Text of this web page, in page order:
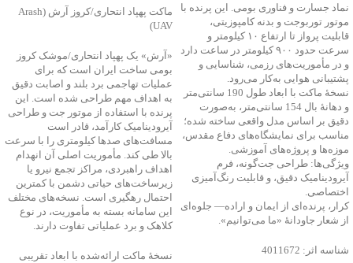
نماد جسارت و فناوری بومی. این پرنده با
موتور توربوجت و بدنه کامپوزیتی،
قابلیت پرواز تا ارتفاع ۱۰ کیلومتر و
سرعت حدود ۹۰۰ کیلومتر در ساعت دارد
و در مأموریت‌های رزمی، شناسایی و
پشتیبانی هوایی به‌کار می‌رود.
نسخهٔ ماکت با ابعاد طول 190 سانتی‌متر
و دهانهٔ بال 154 سانتی‌متر، به‌صورت
دقیق بر اساس مدل واقعی ساخته شده؛
مناسب برای نمایشگاه‌های دفاع مقدس،
موزه‌ها و پروژه‌های آموزشی.
ویژگی‌ها: طراحی جت‌گونه، فرم
آیرودینامیک دقیق، و قابلیت رنگ‌آمیزی
اختصاصی.
کرار، پرنده‌ای از ایمان و اراده— جلوه‌ای
از شعار جاودانۀ «ما می‌توانیم».
شناسه اثر: 4011672
ماکت پهپاد انتحاری/کروز آرش (Arash
UAV)
«آرش» یک پهپاد انتحاری/موشک کروز
بومی ساخت ایران است که برای
عملیات تهاجمی برد بلند و اصابت دقیق
به اهداف مهم طراحی شده است. این
پرنده با استفاده از موتور جت و طراحی
آیرودینامیک کارآمد، قادر است
مسافت‌های صدها کیلومتری را با سرعت
بالا طی کند. مأموریت اصلی آن انهدام
اهداف راهبردی، مراکز تجمع نیرو یا
زیرساخت‌های حیاتی دشمن با کمترین
احتمال رهگیری است. نسخه‌های مختلف
این سامانه بسته به مأموریت، در نوع
کلاهک و برد عملیاتی تفاوت دارند.
نسخهٔ ماکت ارائه‌شده با ابعاد تقریبی